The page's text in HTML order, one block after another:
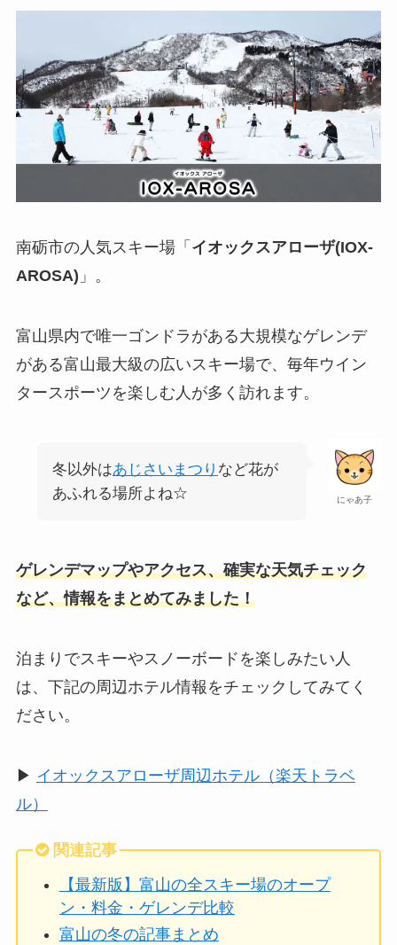
南砺市の人気スキー場「 イオックスアローザ(IOX-
AROSA) 」。
富山県内で唯一ゴンドラがある大規模なゲレンデ
がある富山最大級の広いスキー場で、毎年ウイン
タースポーツを楽しむ人が多く訪れます。
にゃあ子
冬以外はあじさいまつり など花が
あふれる場所よね☆
ゲレンデマップやアクセス、確実な天気チェック
など、情報をまとめてみました！
泊まりでスキーやスノーボードを楽しみたい人
は、下記の周辺ホテル情報をチェックしてみてく
ださい。
▶︎ イオックスアローザ周辺ホテル（楽天トラベ
ル）
関連記事
【最新版】富山の全スキー場のオープ
ン・料金・ゲレンデ比較
富山の冬の記事まとめ